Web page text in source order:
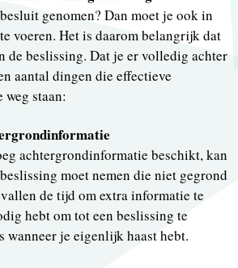
genomen? Dan moet je ook in
voeren. Het is daarom belangrijk dat
de beslissing. Dat je er volledig achter
aantal dingen die effectieve
staan:
achtergrondinformatie beschikt, kan
moet nemen die niet gegrond
de tijd om extra informatie te
hebt om tot een beslissing te
wanneer je eigenlijk haast hebt.